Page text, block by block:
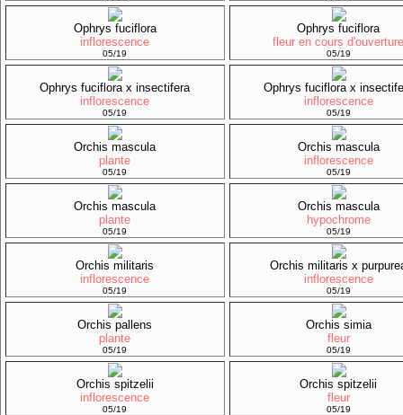
Ophrys fuciflora
inflorescence
05/19
Ophrys fuciflora
fleur en cours
05/19
Ophrys fuciflora x insectifera
inflorescence
05/19
Ophrys fuciflora x
inflorescence
05/19
Orchis mascula
plante
05/19
Orchis mascula
inflorescence
05/19
Orchis mascula
plante
05/19
Orchis mascula
hypochrome
05/19
Orchis militaris
inflorescence
05/19
Orchis militaris x
inflorescence
05/19
Orchis pallens
plante
05/19
Orchis simia
fleur
05/19
Orchis spitzelii
inflorescence
05/19
Orchis spitzelii
fleur
05/19